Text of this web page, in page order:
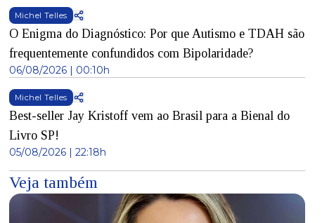
Michel Telles
O Enigma do Diagnóstico: Por que Autismo e TDAH são
frequentemente confundidos com Bipolaridade?
06/08/2026 | 00:10h
Michel Telles
Best-seller Jay Kristoff vem ao Brasil para a Bienal do
Livro SP!
05/08/2026 | 22:18h
Veja também